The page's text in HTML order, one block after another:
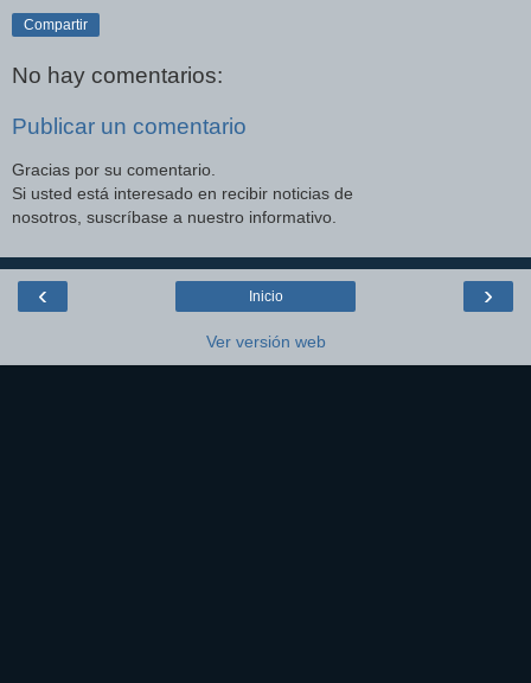
Compartir
No hay comentarios:
Publicar un comentario
Gracias por su comentario.
Si usted está interesado en recibir noticias de
nosotros, suscríbase a nuestro informativo.
‹ ›
Inicio
Ver versión web